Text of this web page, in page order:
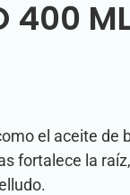
400
el aceite de
fortalece la